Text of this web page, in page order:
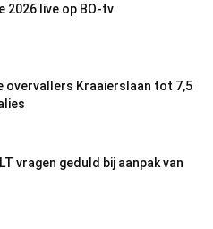
2026 live op BO-tv
overvallers Kraaierslaan tot 7,5
vragen geduld bij aanpak van